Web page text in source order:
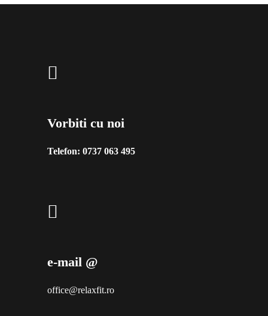
Vorbiti cu noi
Telefon: 0737 063 495
e-mail @
office@relaxfit.ro